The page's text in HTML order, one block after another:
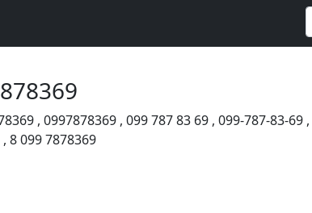
, 0997878369 , 099 787 83 69 , 099-787-83-69 ,
, 8 099 7878369